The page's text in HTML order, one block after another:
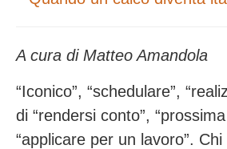
A cura di Matteo Amandola
“Iconico”, “schedulare”,
di “rendersi conto”,
“applicare per un lavoro”.